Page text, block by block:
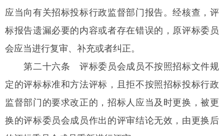
应当向有关招标投标行政监督部门报告。经核查，评
标报告遗漏必要的内容或者存在错误的，原评标委员
会应当进行复审、补充或者纠正。
第二十六条 评标委员会成员不按照招标文件规
定的评标标准和方法评标，且拒不按照招标投标行政
监督部门的要求改正的，招标人应当及时更换，被更
换的评标委员会成员作出的评审结论无效，由更换后